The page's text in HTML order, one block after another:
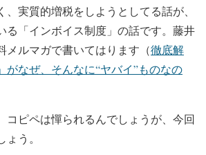
実質的増税をしようとしてる話が、
る「インボイス制度」の話です。藤井
メルマガで書いてはります（徹底解
がなぜ、そんなに“ヤバイ”ものなの
ピペは憚られるんでしょうが、今回
う。